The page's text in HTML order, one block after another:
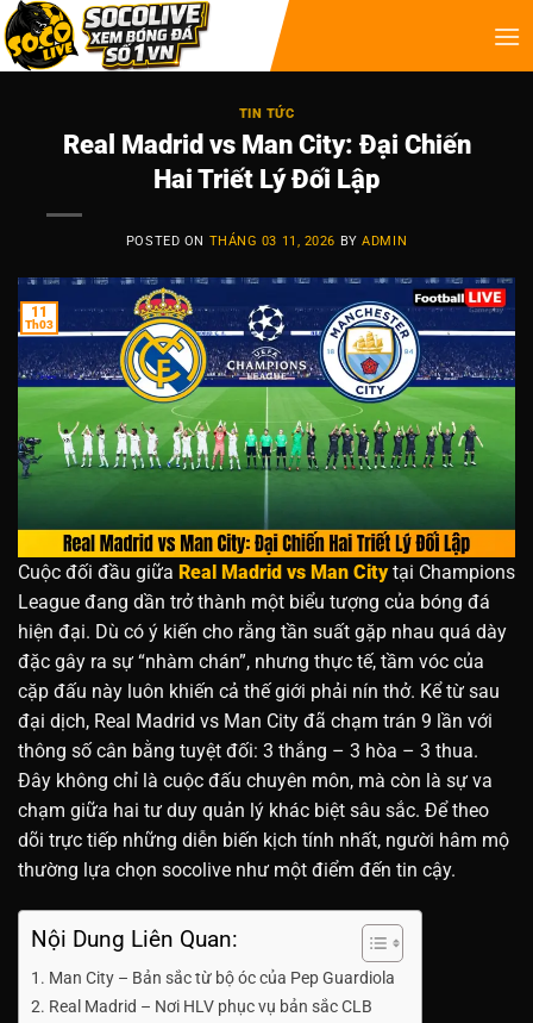
TIN TỨC
Real Madrid vs Man City: Đại Chiến
Hai Triết Lý Đối Lập
POSTED ON THÁNG 03 11, 2026 BYADMIN
11
Th03
Cuộc đối đầu giữa Real Madrid vs Man Citytại Champions
League đang dần trở thành một biểu tượng của bóng đá
hiện đại. Dù có ý kiến cho rằng tần suất gặp nhau quá dày
đặc gây ra sự “nhàm chán”, nhưng thực tế, tầm vóc của
cặp đấu này luôn khiến cả thế giới phải nín thở. Kể từ sau
đại dịch, Real Madrid vs Man City đã chạm trán 9 lần với
thông số cân bằng tuyệt đối: 3 thắng – 3 hòa – 3 thua.
Đây không chỉ là cuộc đấu chuyên môn, mà còn là sự va
chạm giữa hai tư duy quản lý khác biệt sâu sắc. Để theo
dõi trực tiếp những diễn biến kịch tính nhất, người hâm mộ
thường lựa chọn socolive như một điểm đến tin cậy.
Nội Dung Liên Quan:
Man City – Bản sắc từ bộ óc của Pep Guardiola
Real Madrid – Nơi HLV phục vụ bản sắc CLB